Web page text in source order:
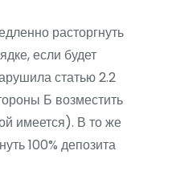
расторгнуть
если будет
статью 2.2
Б возместить
имеется). В то же
100% депозита